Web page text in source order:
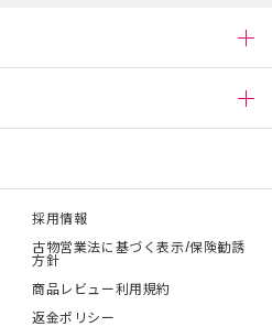
採用情報
古物営業法に基づく表示/保険勧誘
方針
商品レビュー利用規約
返金ポリシー